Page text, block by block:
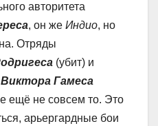
авторитета
, он же Индио, но
Отряды
(убит) и
Виктора Гамеса
ещё не совсем то. Это
арьергардные бои